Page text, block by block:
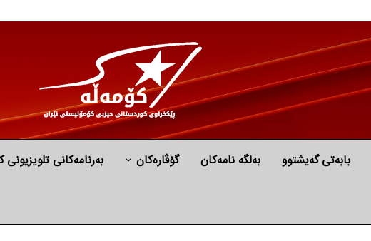
بابه‌تی گه‌یشتوو به‌لگه‌ نامه‌كان گۆڤارەکان بەرنامەکانی تلویزیونی